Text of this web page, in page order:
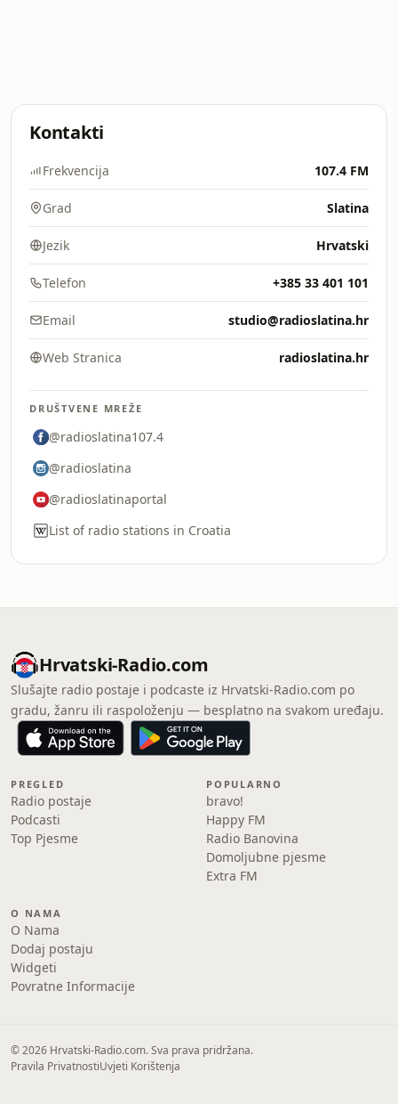
Kontakti
Frekvencija 107.4 FM
Grad Slatina
Jezik Hrvatski
Telefon +385 33 401 101
Email studio@radioslatina.hr
Web Stranica radioslatina.hr
DRUŠTVENE MREŽE
@radioslatina107.4
@radioslatina
@radioslatinaportal
List of radio stations in Croatia
Hrvatski-Radio.com
Slušajte radio postaje i podcaste iz Hrvatski-Radio.com po
gradu, žanru ili raspoloženju — besplatno na svakom uređaju.
PREGLED
Radio postaje
Podcasti
Top Pjesme
POPULARNO
bravo!
Happy FM
Radio Banovina
Domoljubne pjesme
Extra FM
O NAMA
O Nama
Dodaj postaju
Widgeti
Povratne Informacije
© 2026 Hrvatski-Radio.com. Sva prava pridržana.
Pravila PrivatnostiUvjeti Korištenja